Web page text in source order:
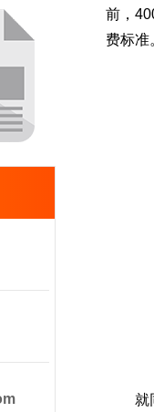
前，
费标准
就